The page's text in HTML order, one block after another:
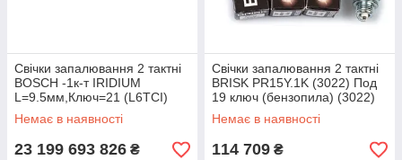
Свічки запалювання 2 тактні
BOSCH -1к-т IRIDIUM
L=9.5мм,Ключ=21 (L6TCI)
Немає в наявності
23 199 693 826 ₴
Свічки запалювання 2 тактні
BRISK PR15Y.1K (3022) Под
19 ключ (бензопила) (3022)
Немає в наявності
114 709 ₴